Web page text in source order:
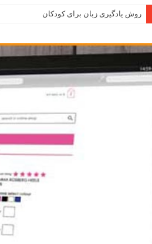
روش یادگیری زبان برای کودکان
روش افزایش تمرکز هنگام یادگیری زبان